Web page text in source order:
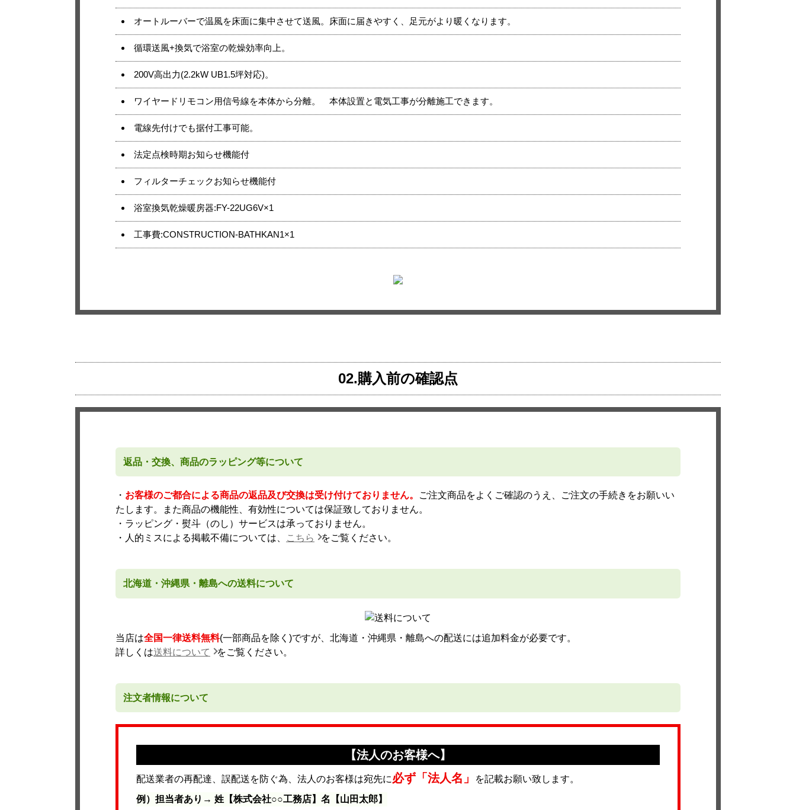
オートルーバーで温風を床面に集中させて送風。床面に届きやすく、足元がより暖くなります。
循環送風+換気で浴室の乾燥効率向上。
200V高出力(2.2kW UB1.5坪対応)。
ワイヤードリモコン用信号線を本体から分離。 本体設置と電気工事が分離施工できます。
電線先付けでも据付工事可能。
法定点検時期お知らせ機能付
フィルターチェックお知らせ機能付
浴室換気乾燥暖房器:FY-22UG6V×1
工事費:CONSTRUCTION-BATHKAN1×1
02.購入前の確認点
返品・交換、商品のラッピング等について
・ お客様のご都合による商品の返品及び交換は受け付けておりません。
ご注文商品をよくご確認のうえ、ご注文の手続きをお願いい
たします。また商品の機能性、有効性については保証致しておりません。
・ラッピング・熨斗（のし）サービスは承っておりません。
・人的ミスによる掲載不備については、
こちら をご覧ください。
北海道・沖縄県・離島への送料について
当店は全国一律送料無料(一部商品を除く)ですが、北海道・沖縄県・離島への配送には追加料金が必要です。
詳しくは送料について をご覧ください。
注文者情報について
【法人のお客様へ】
配送業者の再配達、誤配送を防ぐ為、法人のお客様は宛先に必ず「法人名」
を記載お願い致します。
例）担当者あり→ 姓【株式会社○○工務店】名【山田太郎】